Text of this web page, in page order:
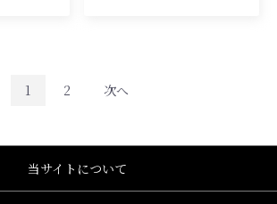
1 2 次へ
当サイトについて